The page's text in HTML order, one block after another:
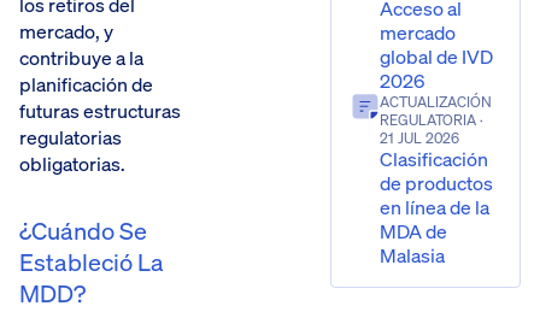
mercado, y
contribuye a la
planificación de
futuras estructuras
regulatorias
obligatorias.
¿Cuándo Se
Estableció La
MDD?
Acceso al
mercado
global de IVD
2026
ACTUALIZACIÓN
REGULATORIA ·
21 JUL 2026
Clasificación
de productos
en línea de la
MDA de
Malasia